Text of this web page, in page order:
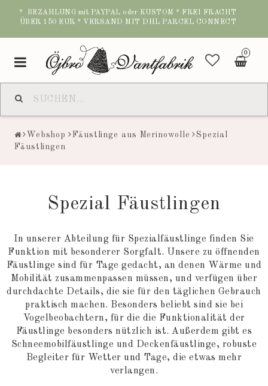
* BEZAHLUNG mit PAYPAL oder KUSTOM * FREI FRACHT
ÜBER 150 EUR * VERSAND MIT DHL PARCEL CONNECT
0
Toggle
navigation
Webshop Fäustlinge aus Merinowolle
Spezial
Fäustlingen
Spezial Fäustlingen
In unserer Abteilung für Spezialfäustlinge finden Sie
Funktion mit besonderer Sorgfalt. Unsere zu öffnenden
Fäustlinge sind für Tage gedacht, an denen Wärme und
Mobilität zusammenpassen müssen, und verfügen über
durchdachte Details, die sie für den täglichen Gebrauch
praktisch machen. Besonders beliebt sind sie bei
Vogelbeobachtern, für die die Funktionalität der
Fäustlinge besonders nützlich ist. Außerdem gibt es
Schneemobilfäustlinge und Deckenfäustlinge, robuste
Begleiter für Wetter und Tage, die etwas mehr
verlangen.